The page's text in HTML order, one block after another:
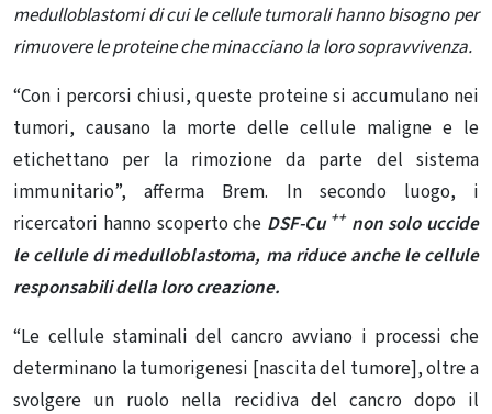
medulloblastomi di cui le cellule tumorali hanno bisogno per
rimuovere le proteine ​​che minacciano la loro sopravvivenza.
“Con i percorsi chiusi, queste proteine ​​si accumulano nei
tumori, causano la morte delle cellule maligne e le
etichettano per la rimozione da parte del sistema
immunitario”, afferma Brem. In secondo luogo, i
ricercatori hanno scoperto che DSF-Cu ++non solo uccide
le cellule di medulloblastoma, ma riduce anche le cellule
responsabili della loro creazione.
“Le cellule staminali del cancro avviano i processi che
determinano la tumorigenesi [nascita del tumore], oltre a
svolgere un ruolo nella recidiva del cancro dopo il